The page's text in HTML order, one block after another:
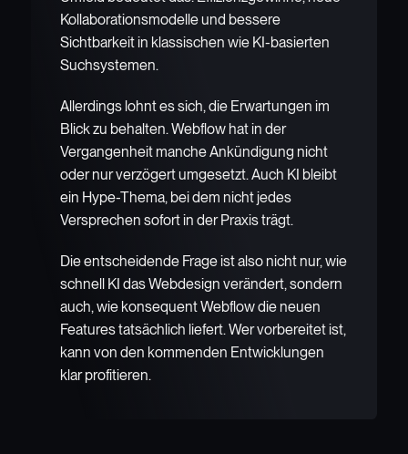
Kollaborationsmodelle und bessere
Sichtbarkeit in klassischen wie KI-basierten
Suchsystemen.
Allerdings lohnt es sich, die Erwartungen im
Blick zu behalten. Webflow hat in der
Vergangenheit manche Ankündigung nicht
oder nur verzögert umgesetzt. Auch KI bleibt
ein Hype-Thema, bei dem nicht jedes
Versprechen sofort in der Praxis trägt.
Die entscheidende Frage ist also nicht nur, wie
schnell KI das Webdesign verändert, sondern
auch, wie konsequent Webflow die neuen
Features tatsächlich liefert. Wer vorbereitet ist,
kann von den kommenden Entwicklungen
klar profitieren.